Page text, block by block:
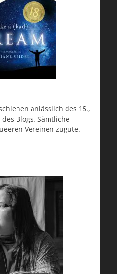
anlässlich des 15.,
Blogs. Sämtliche
Vereinen zugute.